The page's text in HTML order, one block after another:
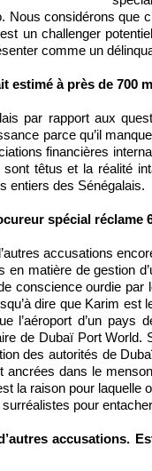
Nous considérons que
un challenger
comme un
estimé à près de 700
par rapport aux
parce qu’il
financières
têtus et la réalité
entiers des Sénégalais.
spécial
accusations
matière de gestion
conscience ourdie
dire que Karim est
l’aéroport d’un pays
de Dubaï Port
des autorités de
dans le
la raison pour laquelle
pour entacher
accusations.